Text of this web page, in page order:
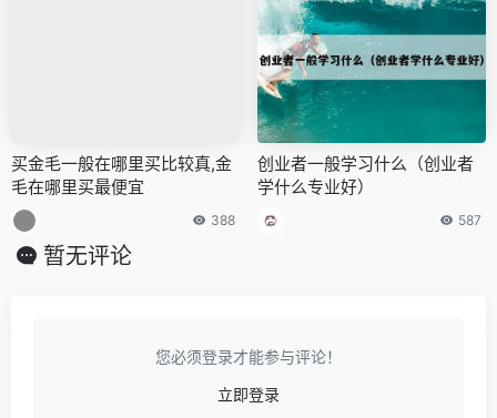
买金毛一般在哪里买比较真,金
毛在哪里买最便宜
388
创业者一般学习什么（创业者
学什么专业好）
587
暂无评论
您必须登录才能参与评论！
立即登录